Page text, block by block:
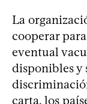
La
cooperar
eventual
disponibles y
carta, los